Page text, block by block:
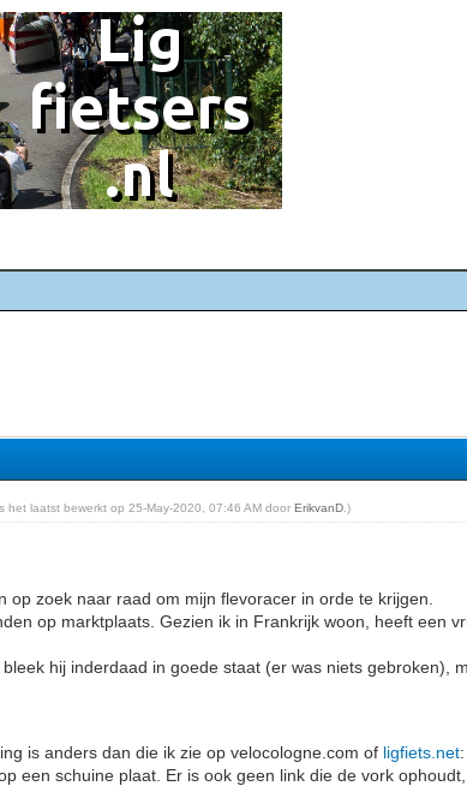
het laatst bewerkt op 25-May-2020, 07:46 AM doorErikvanD .)
op zoek naar raad om mijn flevoracer in orde te krijgen.
op marktplaats. Gezien ik in Frankrijk woon, heeft een
hij inderdaad in goede staat (er was niets gebroken),
is anders dan die ik zie op velocologne.com of ligfiets.net
een schuine plaat. Er is ook geen link die de vork